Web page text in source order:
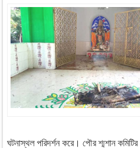
ঘটনাস্থল পরিদর্শন করে। পৌর শ্মশান